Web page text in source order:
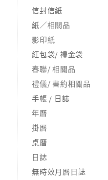
信封信紙
紙／相關品
影印紙
紅包袋/ 禮金袋
春聯/ 相關品
禮儀/ 書約相關品
手帳 / 日誌
年曆
掛曆
桌曆
日誌
無時效月曆日誌